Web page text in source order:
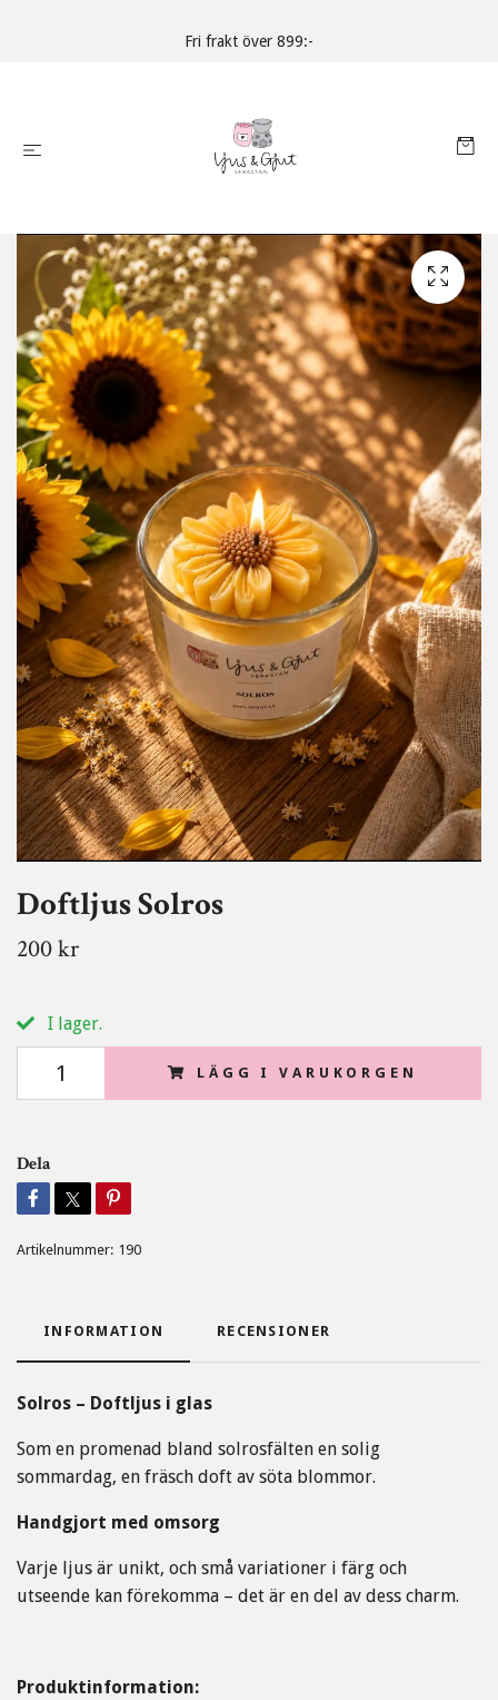
Fri frakt över 899:-
Doftljus Solros
200 kr
I lager.
LÄGG I VARUKORGEN
Dela
Artikelnummer: 190
INFORMATION RECENSIONER
Solros – Doftljus i glas
Som en promenad bland solrosfälten en solig
sommardag, en fräsch doft av söta blommor.
Handgjort med omsorg
Varje ljus är unikt, och små variationer i färg och
utseende kan förekomma – det är en del av dess charm.
Produktinformation: